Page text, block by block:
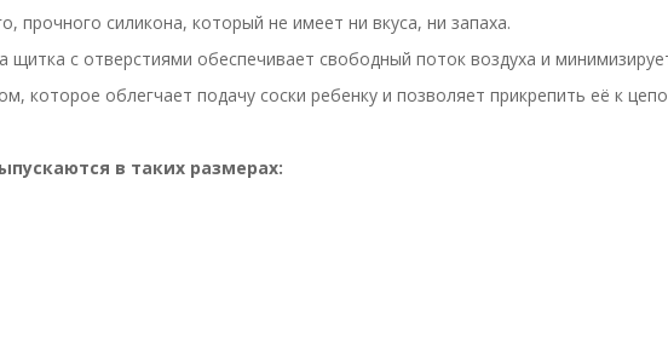
прочного силикона, который не имеет ни вкуса, ни запаха.
с отверстиями обеспечивает свободный поток воздуха и
которое облегчает подачу соски ребенку и позволяет прикрепить её к
в таких размерах: